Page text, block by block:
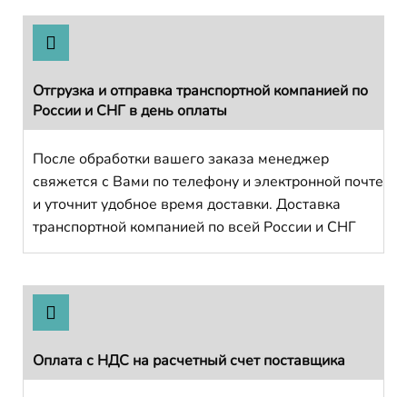
Отгрузка и отправка транспортной компанией по
России и СНГ в день оплаты
После обработки вашего заказа менеджер
свяжется с Вами по телефону и электронной почте
и уточнит удобное время доставки. Доставка
транспортной компанией по всей России и СНГ
Оплата с НДС на расчетный счет поставщика